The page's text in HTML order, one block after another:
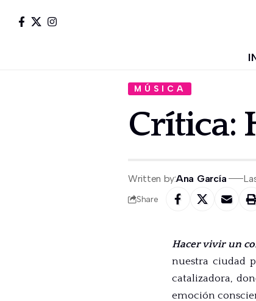
MÚSICA
Crítica:
Written by:Ana García
Share
Hacer vivir un
nuestra ciudad
catalizadora,
emoción